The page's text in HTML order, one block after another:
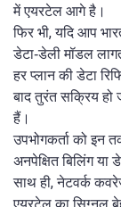
में एयरटेल आगे है।
फिर भी, यदि आप
डेटा‑डेली मॉडल
हर प्लान की डेटा
बाद तुरंत सक्रिय
हैं।
उपभोगकर्ता को इन
अनपेक्षित बिलिंग या
साथ ही, नेटवर्क